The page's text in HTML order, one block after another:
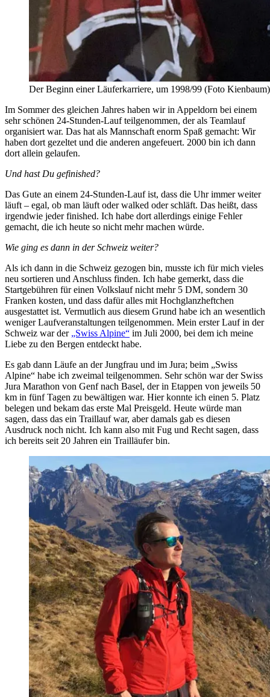
Der Beginn einer Läuferkarriere, um 1998/99 (Foto Kienbaum)
Im Sommer des gleichen Jahres haben wir in Appeldorn bei einem
sehr schönen 24-Stunden-Lauf teilgenommen, der als Teamlauf
organisiert war. Das hat als Mannschaft enorm Spaß gemacht: Wir
haben dort gezeltet und die anderen angefeuert. 2000 bin ich dann
dort allein gelaufen.
Und hast Du gefinished?
Das Gute an einem 24-Stunden-Lauf ist, dass die Uhr immer weiter
läuft – egal, ob man läuft oder walked oder schläft. Das heißt, dass
irgendwie jeder finished. Ich habe dort allerdings einige Fehler
gemacht, die ich heute so nicht mehr machen würde.
Wie ging es dann in der Schweiz weiter?
Als ich dann in die Schweiz gezogen bin, musste ich für mich vieles
neu sortieren und Anschluss finden. Ich habe gemerkt, dass die
Startgebühren für einen Volkslauf nicht mehr 5 DM, sondern 30
Franken kosten, und dass dafür alles mit Hochglanzheftchen
ausgestattet ist. Vermutlich aus diesem Grund habe ich an wesentlich
weniger Laufveranstaltungen teilgenommen. Mein erster Lauf in der
Schweiz war der „Swiss Alpine“ im Juli 2000, bei dem ich meine
Liebe zu den Bergen entdeckt habe.
Es gab dann Läufe an der Jungfrau und im Jura; beim „Swiss
Alpine“ habe ich zweimal teilgenommen. Sehr schön war der Swiss
Jura Marathon von Genf nach Basel, der in Etappen von jeweils 50
km in fünf Tagen zu bewältigen war. Hier konnte ich einen 5. Platz
belegen und bekam das erste Mal Preisgeld. Heute würde man
sagen, dass das ein Traillauf war, aber damals gab es diesen
Ausdruck noch nicht. Ich kann also mit Fug und Recht sagen, dass
ich bereits seit 20 Jahren ein Trailläufer bin.